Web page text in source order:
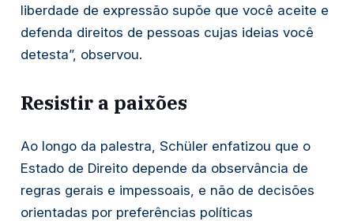
liberdade de expressão supõe que você aceite e
defenda direitos de pessoas cujas ideias você
detesta”, observou.
Resistir a paixões
Ao longo da palestra, Schüler enfatizou que o
Estado de Direito depende da observância de
regras gerais e impessoais, e não de decisões
orientadas por preferências políticas